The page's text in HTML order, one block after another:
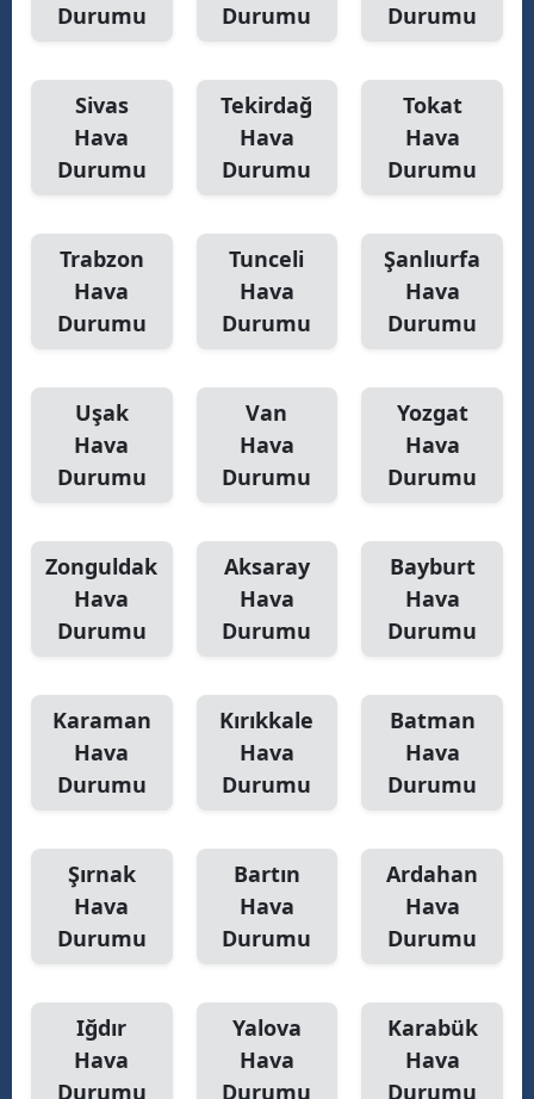
Durumu
Durumu
Durumu
Sivas
Hava
Durumu
Tekirdağ
Hava
Durumu
Tokat
Hava
Durumu
Trabzon
Hava
Durumu
Tunceli
Hava
Durumu
Şanlıurfa
Hava
Durumu
Uşak
Hava
Durumu
Van
Hava
Durumu
Yozgat
Hava
Durumu
Zonguldak
Hava
Durumu
Aksaray
Hava
Durumu
Bayburt
Hava
Durumu
Karaman
Hava
Durumu
Kırıkkale
Hava
Durumu
Batman
Hava
Durumu
Şırnak
Hava
Durumu
Bartın
Hava
Durumu
Ardahan
Hava
Durumu
Iğdır
Hava
Durumu
Yalova
Hava
Durumu
Karabük
Hava
Durumu